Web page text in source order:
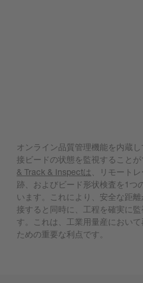
オンライン品質管理機能を内蔵
接ビードの状態を監視することが
& Track & Inspectは
、リモート
跡、およびビード形状検査を1つ
います。これにより、安全な距
接すると同時に、工程を確実に
す。これは、工業用量産におい
ための重要な利点です。